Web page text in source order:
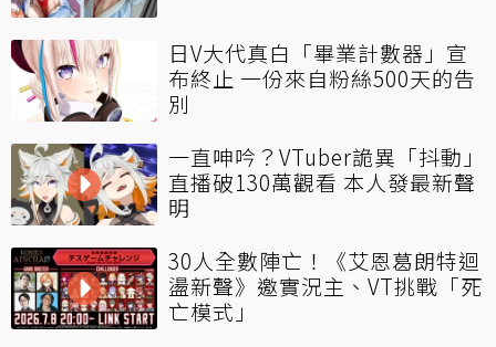
日V大代真白「畢業計數器」宣
布終止 一份來自粉絲500天的告
別
一直呻吟？VTuber詭異「抖動」
直播破130萬觀看 本人發最新聲
明
30人全數陣亡！《艾恩葛朗特迴
盪新聲》邀實況主、VT挑戰「死
亡模式」